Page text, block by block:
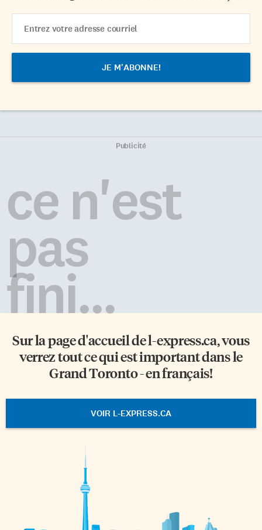
Address
Publicité
ce n'est
pas
fini...
Sur la page d'accueil del-express.ca, vous
verrez tout ce qui est important dans le
Grand Toronto - en français!
VOIR L-EXPRESS.CA